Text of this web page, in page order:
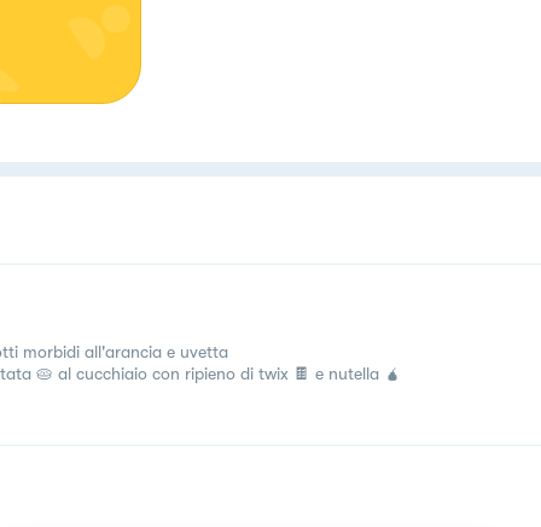
morbidi all'arancia e uvetta
🥧 al cucchiaio con ripieno di twix 🍫 e nutella 🧉